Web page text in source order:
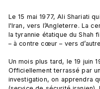
Le 15 mai 1977, Ali Shariati
l'Iran, vers l’Angleterre. La
la tyrannie étatique du Shah
– à contre cœur – vers
Un mois plus tard, le 19 juin
Officiellement terrassé par
investigation, on apprendra